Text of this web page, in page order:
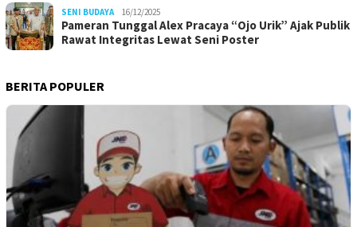
SENI BUDAYA 16/12/2025
Pameran Tunggal Alex Pracaya “Ojo Urik” Ajak Publik
Rawat Integritas Lewat Seni Poster
BERITA POPULER